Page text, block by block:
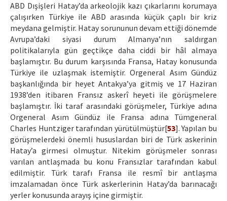
ABD Dışişleri Hatay’da arkeolojik kazı çıkarlarını korumaya
çalışırken Türkiye ile ABD arasında küçük çaplı bir kriz
meydana gelmiştir. Hatay sorununun devam ettiği dönemde
Avrupa’daki siyasi durum Almanya’nın saldırgan
politikalarıyla gün geçtikçe daha ciddi bir hâl almaya
başlamıştır. Bu durum karşısında Fransa, Hatay konusunda
Türkiye ile uzlaşmak istemiştir. Orgeneral Asım Gündüz
başkanlığında bir heyet Antakya’ya gitmiş ve 17 Haziran
1938’den itibaren Fransız askerî heyeti ile görüşmelere
başlamıştır. İki taraf arasındaki görüşmeler, Türkiye adına
Orgeneral Asım Gündüz ile Fransa adına Tümgeneral
Charles Huntziger tarafından yürütülmüştür[53]. Yapılan bu
görüşmelerdeki önemli hususlardan biri de Türk askerinin
Hatay’a girmesi olmuştur. Nitekim görüşmeler sonrası
varılan antlaşmada bu konu Fransızlar tarafından kabul
edilmiştir. Türk tarafı Fransa ile resmî bir antlaşma
imzalamadan önce Türk askerlerinin Hatay’da barınacağı
yerler konusunda arayış içine girmiştir.